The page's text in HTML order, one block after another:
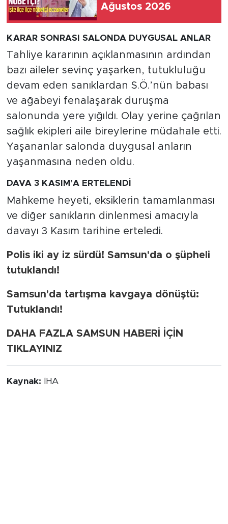
Ağustos 2026
KARAR SONRASI SALONDA DUYGUSAL ANLAR
Tahliye kararının açıklanmasının ardından
bazı aileler sevinç yaşarken, tutukluluğu
devam eden sanıklardan S.Ö.’nün babası
ve ağabeyi fenalaşarak duruşma
salonunda yere yığıldı. Olay yerine çağrılan
sağlık ekipleri aile bireylerine müdahale etti.
Yaşananlar salonda duygusal anların
yaşanmasına neden oldu.
DAVA 3 KASIM’A ERTELENDİ
Mahkeme heyeti, eksiklerin tamamlanması
ve diğer sanıkların dinlenmesi amacıyla
davayı 3 Kasım tarihine erteledi.
Polis iki ay iz sürdü! Samsun'da o şüpheli
tutuklandı!
Samsun'da tartışma kavgaya dönüştü:
Tutuklandı!
DAHA FAZLA SAMSUN HABERİ İÇİN
TIKLAYINIZ
Kaynak: İHA